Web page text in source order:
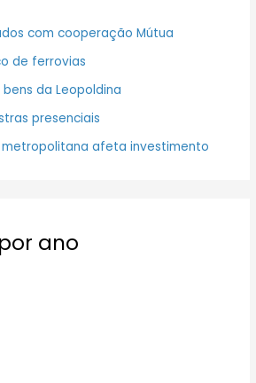
com cooperação Mútua
de ferrovias
da Leopoldina
presenciais
afeta investimento
ano